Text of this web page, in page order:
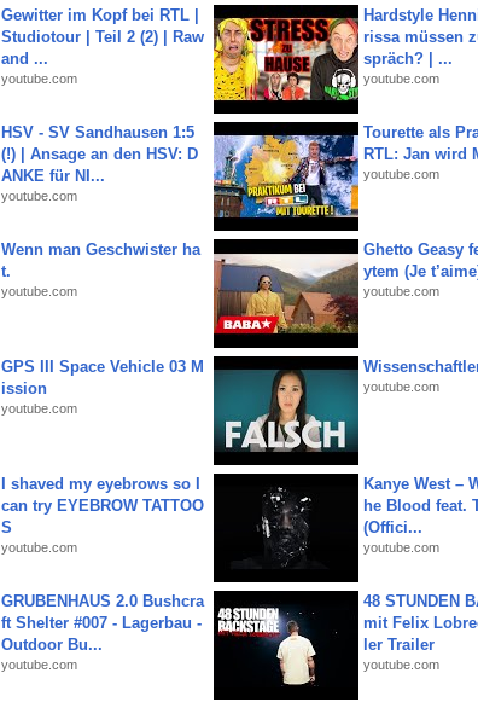
Gewitter im Kopf bei RTL |
Studiotour | Teil 2 (2) | Raw
and ...
youtube.com
Hardstyle
rissa müssen
spräch? | ...
youtube.com
HSV - SV Sandhausen 1:5
(!) | Ansage an den HSV: D
ANKE für NI...
youtube.com
Tourette als
RTL: Jan wird
youtube.com
Wenn man Geschwister ha
t.
youtube.com
Ghetto Geasy
ytem (Je
youtube.com
GPS III Space Vehicle 03 M
ission
youtube.com
youtube.com
I shaved my eyebrows so I
can try EYEBROW TATTOO
S
youtube.com
Kanye West –
he Blood feat.
(Offici...
youtube.com
GRUBENHAUS 2.0 Bushcra
ft Shelter #007 - Lagerbau -
Outdoor Bu...
youtube.com
48 STUNDEN
mit Felix
ler Trailer
youtube.com